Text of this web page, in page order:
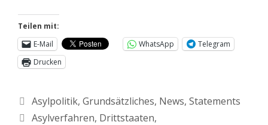
Teilen mit:
E-Mail
WhatsApp
Telegram
Drucken
Asylpolitik, Grundsätzliches, News, Statements
Asylverfahren, Drittstaaten,